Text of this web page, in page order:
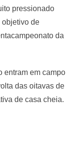
pressionado
objetivo de
da
entram em campo
das oitavas de
de casa cheia.